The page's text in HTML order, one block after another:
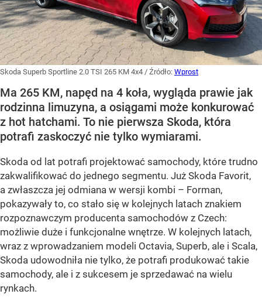
Skoda Superb Sportline 2.0 TSI 265 KM 4x4 / Źródło: Wprost
Ma 265 KM, napęd na 4 koła, wygląda prawie jak
rodzinna limuzyna, a osiągami może konkurować
z hot hatchami. To nie pierwsza Skoda, która
potrafi zaskoczyć nie tylko wymiarami.
Skoda od lat potrafi projektować samochody, które trudno
zakwalifikować do jednego segmentu. Już Skoda Favorit,
a zwłaszcza jej odmiana w wersji kombi – Forman,
pokazywały to, co stało się w kolejnych latach znakiem
rozpoznawczym producenta samochodów z Czech:
możliwie duże i funkcjonalne wnętrze. W kolejnych latach,
wraz z wprowadzaniem modeli Octavia, Superb, ale i Scala,
Skoda udowodniła nie tylko, że potrafi produkować takie
samochody, ale i z sukcesem je sprzedawać na wielu
rynkach.